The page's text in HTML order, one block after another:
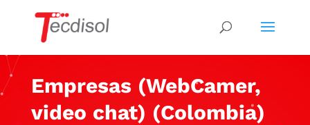
Empresas (WebCamer,
video chat) (Colombia)